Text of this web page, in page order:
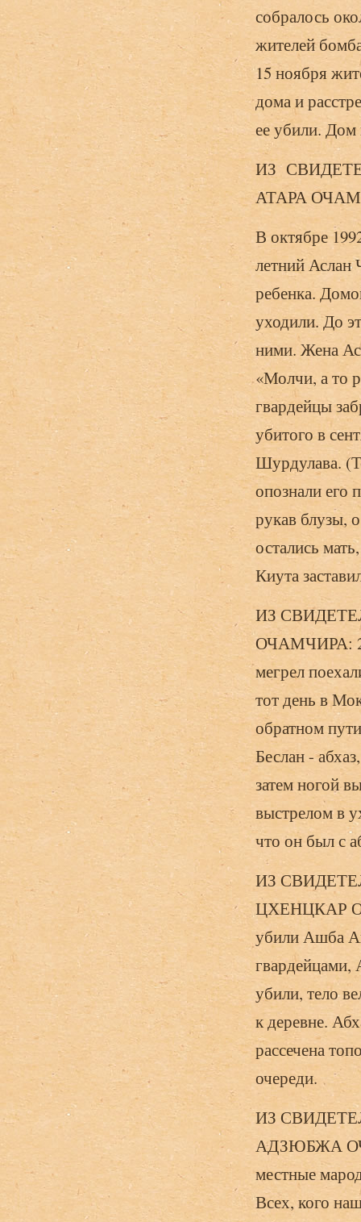
собралось
жителей
15 ноября
дома и
ее убили.
ИЗ
АТАРА
В октябре
летний Аслан
ребенка.
уходили. До
ними. Жена
«Молчи, а то
гвардейцы
убитого в
Шурдулава.
опознали его
рукав блузы,
остались
Киута
ИЗ
ОЧАМЧИРА: 28
мегрел
тот день в
обратном
Бес­лан -
затем ногой
выстрелом в
что он был с
ИЗ
ЦХЕНЦКАР
убили Ашба
гвардейцами,
убили, тело
к деревне.
рассечена
очереди.
ИЗ
АДЗЮБЖА
местные
Всех, кого